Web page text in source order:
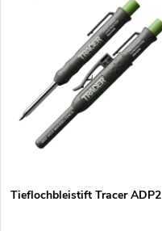
Tieflochbleistift Tracer ADP2